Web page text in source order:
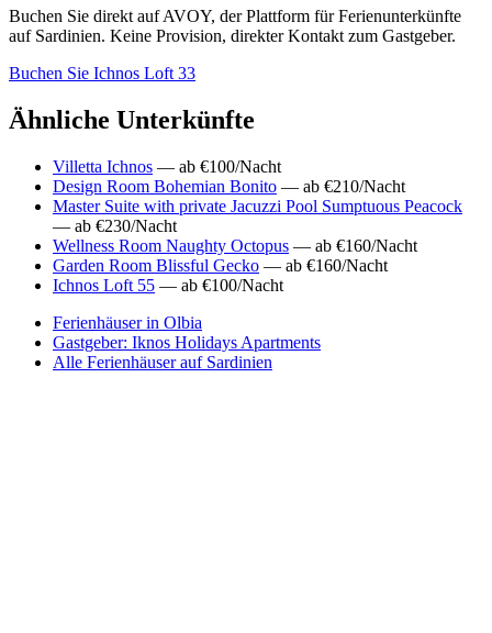
Buchen Sie direkt auf AVOY, der Plattform für Ferienunterkünfte
auf Sardinien. Keine Provision, direkter Kontakt zum Gastgeber.
Buchen Sie Ichnos Loft 33
Ähnliche Unterkünfte
Villetta Ichnos — ab €100/Nacht
Design Room Bohemian Bonito — ab €210/Nacht
Master Suite with private Jacuzzi Pool Sumptuous Peacock
— ab €230/Nacht
Wellness Room Naughty Octopus — ab €160/Nacht
Garden Room Blissful Gecko — ab €160/Nacht
Ichnos Loft 55 — ab €100/Nacht
Ferienhäuser in Olbia
Gastgeber: Iknos Holidays Apartments
Alle Ferienhäuser auf Sardinien